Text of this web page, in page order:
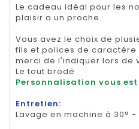
Le cadeau idéal pour les
plaisir a un proche.
Vous avez le choix de
fils et polices de
merci de l'indiquer lors de
Le tout brodé
Personnalisation vous
Entretien:
Lavage en machine à 30° -